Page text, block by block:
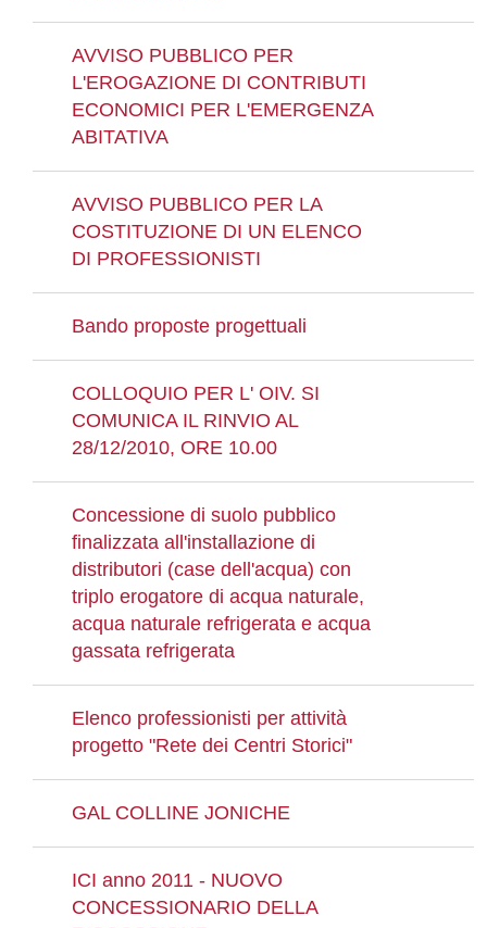
AVVISO PUBBLICO PER
L'EROGAZIONE DI CONTRIBUTI
ECONOMICI PER L'EMERGENZA
ABITATIVA
AVVISO PUBBLICO PER LA
COSTITUZIONE DI UN ELENCO
DI PROFESSIONISTI
Bando proposte progettuali
COLLOQUIO PER L' OIV. SI
COMUNICA IL RINVIO AL
28/12/2010, ORE 10.00
Concessione di suolo pubblico
finalizzata all'installazione di
distributori (case dell'acqua) con
triplo erogatore di acqua naturale,
acqua naturale refrigerata e acqua
gassata refrigerata
Elenco professionisti per attività
progetto "Rete dei Centri Storici"
GAL COLLINE JONICHE
ICI anno 2011 - NUOVO
CONCESSIONARIO DELLA